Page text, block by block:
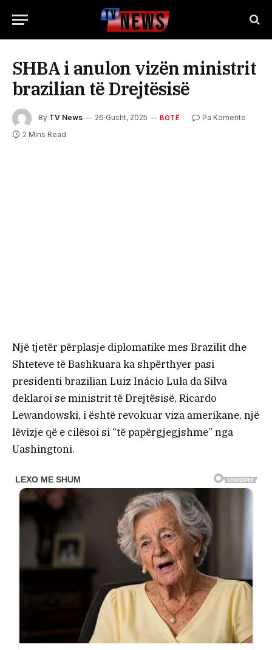
SHBA i anulon vizën ministrit
brazilian të Drejtësisë
By TV News 26 Gusht, 2025 BOTË
Pa Komente
2 Mins Read
Një tjetër përplasje diplomatike mes Brazilit dhe
Shteteve të Bashkuara ka shpërthyer pasi
presidenti brazilian Luiz Inácio Lula da Silva
deklaroi se ministrit të Drejtësisë, Ricardo
Lewandowski, i është revokuar viza amerikane, një
lëvizje që e cilësoi si “të papërgjegjshme” nga
Uashingtoni.